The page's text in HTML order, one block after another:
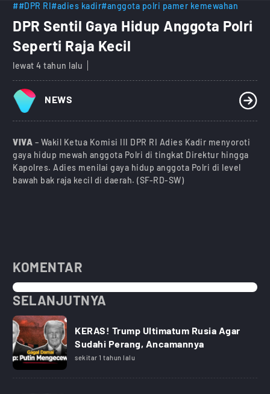
##DPR RI#adies kadir#anggota polri pamer kemewahan
DPR Sentil Gaya Hidup Anggota Polri
Seperti Raja Kecil
lewat 4 tahun lalu
NEWS
VIVA – Wakil Ketua Komisi III DPR RI Adies Kadir menyoroti
gaya hidup mewah anggota Polri di tingkat Direktur hingga
Kapolres. Adies menilai gaya hidup anggota Polri di level
bawah bak raja kecil di daerah. (SF-RD-SW)
KOMENTAR
SELANJUTNYA
KERAS! Trump Ultimatum Rusia Agar
Sudahi Perang, Ancamannya
sekitar 1 tahun lalu